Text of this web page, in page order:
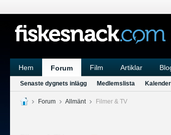
Hem Forum Film Artiklar
Senaste dygnets inlägg Medlemslista Kalender
Forum Allmänt Filmer & TV